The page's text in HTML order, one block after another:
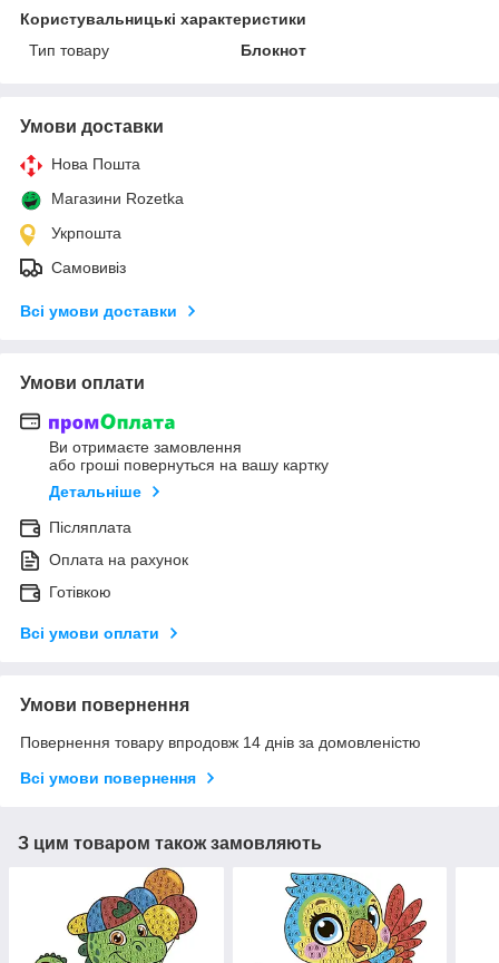
Користувальницькі характеристики
Тип товару
Блокнот
Умови доставки
Нова Пошта
Магазини Rozetka
Укрпошта
Самовивіз
Всі умови доставки
Умови оплати
Ви отримаєте замовлення
або гроші повернуться на вашу картку
Детальніше
Післяплата
Оплата на рахунок
Готівкою
Всі умови оплати
Умови повернення
Повернення товару впродовж 14 днів за домовленістю
Всі умови повернення
З цим товаром також замовляють